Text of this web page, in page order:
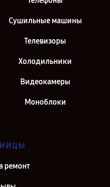
Сушильные машины
Телевизоры
Холодильники
Видеокамеры
Моноблоки
ремонт